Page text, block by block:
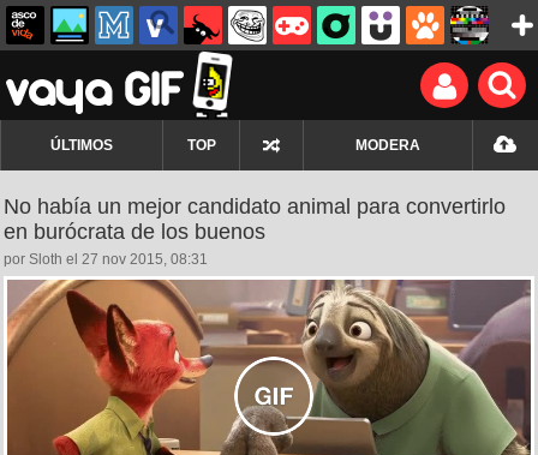
ÚLTIMOS TOP MODERA
No había un mejor candidato animal para convertirlo
en burócrata de los buenos
por Sloth el 27 nov 2015, 08:31